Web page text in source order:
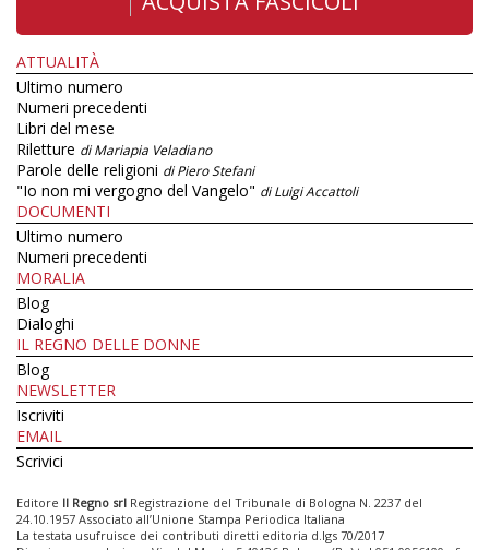
ATTUALITÀ
Ultimo numero
Numeri precedenti
Libri del mese
Riletture di Mariapia Veladiano
Parole delle religioni di Piero Stefani
"Io non mi vergogno del Vangelo" di Luigi Accattoli
DOCUMENTI
Ultimo numero
Numeri precedenti
MORALIA
Blog
Dialoghi
IL REGNO DELLE DONNE
Blog
NEWSLETTER
Iscriviti
EMAIL
Scrivici
Editore Il Regno srl Registrazione del Tribunale di Bologna N. 2237 del
24.10.1957 Associato all’Unione Stampa Periodica Italiana
La testata usufruisce dei contributi diretti editoria d.lgs 70/2017